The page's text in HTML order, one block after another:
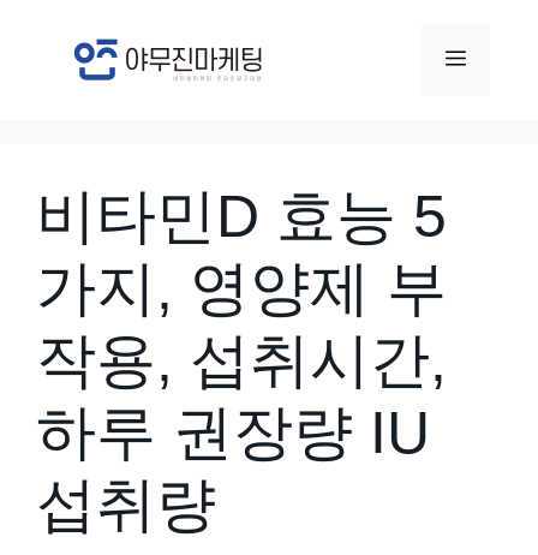
메
비타민D 효능 5
가지, 영양제 부
작용, 섭취시간,
하루 권장량 IU
섭취량